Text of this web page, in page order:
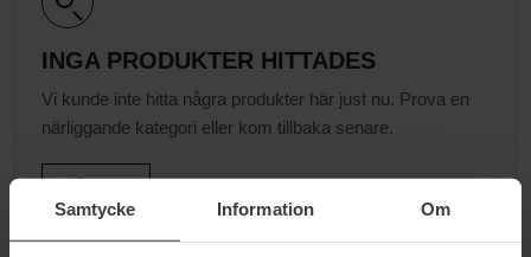
Samtycke Information Om
INGA PRODUKTER HITTADES
Vi kunde inte hitta några produkter här just nu. Prova en
närliggande kategori eller kom tillbaka senare.